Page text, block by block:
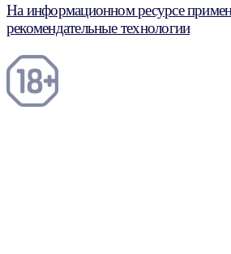
На информационном ресурсе
рекомендательные технологии